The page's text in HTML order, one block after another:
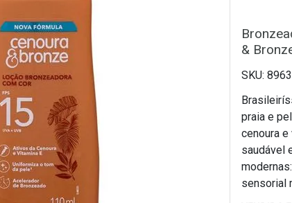
&
praia e
cenoura
saudável
sensorial
para os